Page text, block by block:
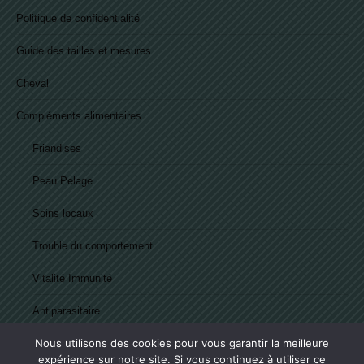
Politique de confidentialité
Guide des tailles et mesures
Cheval
Compléments alimentaires
Friandises
Peau Pelage
Soins locaux
Trouble du comportement
Vitalité Immunité
Antiparasitaire
Articulation
Nous utilisons des cookies pour vous garantir la meilleure
expérience sur notre site. Si vous continuez à utiliser ce